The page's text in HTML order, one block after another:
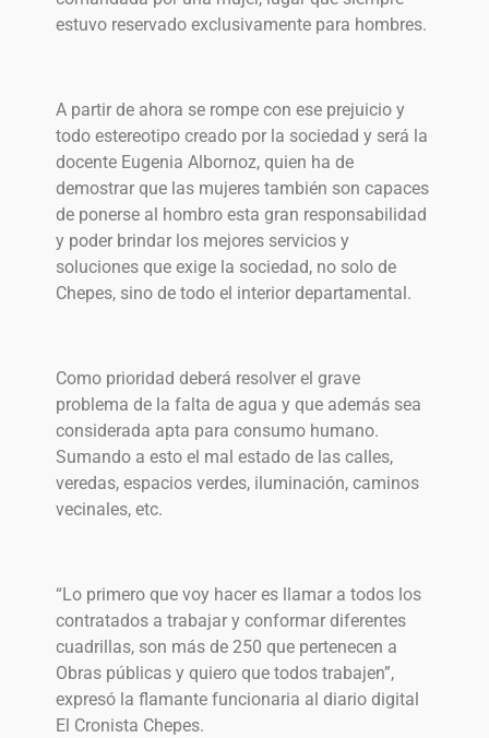
estuvo reservado exclusivamente para hombres.
A partir de ahora se rompe con ese prejuicio y
todo estereotipo creado por la sociedad y será la
docente Eugenia Albornoz, quien ha de
demostrar que las mujeres también son capaces
de ponerse al hombro esta gran responsabilidad
y poder brindar los mejores servicios y
soluciones que exige la sociedad, no solo de
Chepes, sino de todo el interior departamental.
Como prioridad deberá resolver el grave
problema de la falta de agua y que además sea
considerada apta para consumo humano.
Sumando a esto el mal estado de las calles,
veredas, espacios verdes, iluminación, caminos
vecinales, etc.
“Lo primero que voy hacer es llamar a todos los
contratados a trabajar y conformar diferentes
cuadrillas, son más de 250 que pertenecen a
Obras públicas y quiero que todos trabajen”,
expresó la flamante funcionaria al diario digital
El Cronista Chepes.